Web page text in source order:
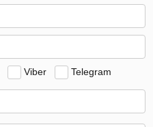
Viber Telegram